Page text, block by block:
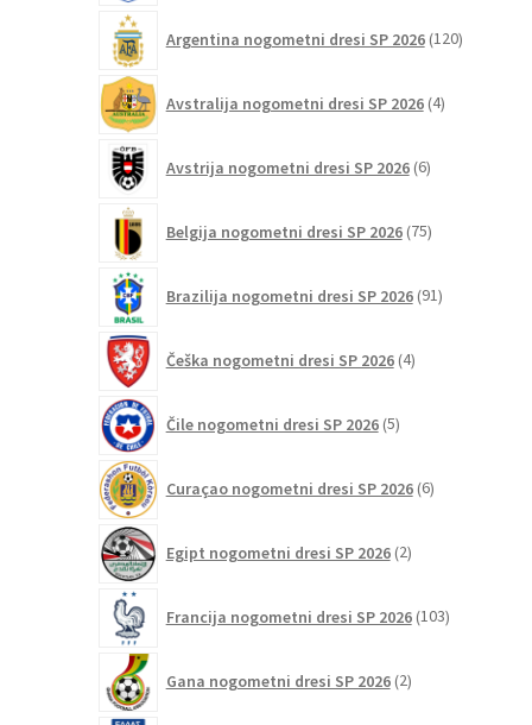
Argentina nogometni dresi SP 2026 120izdelkov
Avstralija nogometni dresi SP 2026 4izdelki
Avstrija nogometni dresi SP 2026 6izdelkov
Belgija nogometni dresi SP 2026 75izdelkov
Brazilija nogometni dresi SP 2026 91izdelkov
Češka nogometni dresi SP 2026 4izdelki
Čile nogometni dresi SP 2026 5izdelkov
Curaçao nogometni dresi SP 2026 6izdelkov
Egipt nogometni dresi SP 2026 2izdelka
Francija nogometni dresi SP 2026 103izdelki
Gana nogometni dresi SP 2026 2izdelka